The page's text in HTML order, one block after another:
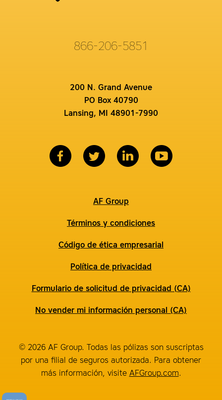
866-206-5851
200 N. Grand Avenue
PO Box 40790
Lansing, MI 48901-7990
AF Group
Términos y condiciones
Código de ética empresarial
Política de privacidad
Formulario de solicitud de privacidad (CA)
No vender mi información personal (CA)
© 2026 AF Group. Todas las pólizas son suscriptas
por una filial de seguros autorizada. Para obtener
más información, visite AFGroup.com.